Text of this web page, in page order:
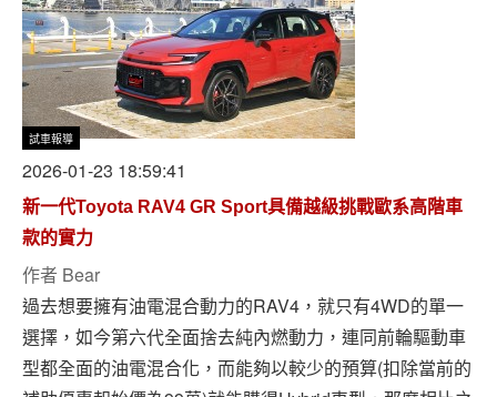
試車報導
2026-01-23 18:59:41
新一代Toyota RAV4 GR Sport具備越級挑戰歐系高階車
款的實力
作者 Bear
過去想要擁有油電混合動力的RAV4，就只有4WD的單一
選擇，如今第六代全面捨去純內燃動力，連同前輪驅動車
型都全面的油電混合化，而能夠以較少的預算(扣除當前的